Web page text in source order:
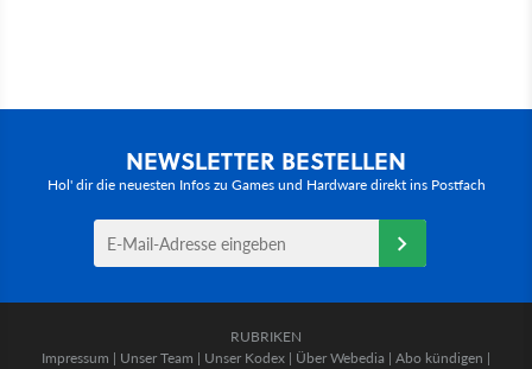
NEWSLETTER BESTELLEN
Hol' dir die neuesten Infos zu Games und Hardware direkt ins Postfach
RUBRIKEN
Impressum | Unser Team | Unser Kodex | Über Webedia | Abo kündigen |